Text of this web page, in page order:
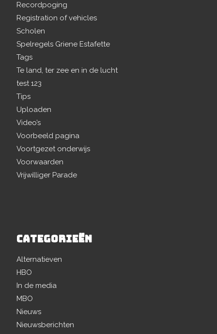
Recordpoging
Registration of vehicles
Scholen
Spelregels Griene Estafette
Tags
Te land, ter zee en in de lucht
test 123
Tips
Uploaden
Video’s
Voorbeeld pagina
Voortgezet onderwijs
Voorwaarden
Vrijwilliger Parade
CATEGORIEËN
Alternatieven
HBO
In de media
MBO
Nieuws
Nieuwsberichten